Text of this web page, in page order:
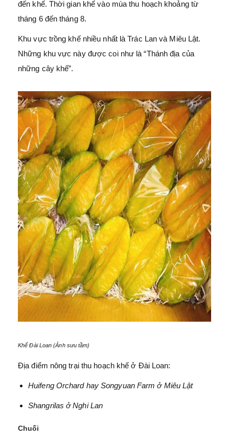
đến khế. Thời gian khế vào mùa thu hoạch khoảng từ
tháng 6 đến tháng 8.
Khu vực trồng khế nhiều nhất là Trác Lan và Miêu Lật.
Những khu vực này được coi như là “Thánh địa của
những cây khế”.
Khế Đài Loan (Ảnh sưu tầm)
Địa điểm nông trại thu hoạch khế ở Đài Loan:
Huifeng Orchard hay Songyuan Farm ở Miêu Lật
Shangrilas ở Nghi Lan
Chuối